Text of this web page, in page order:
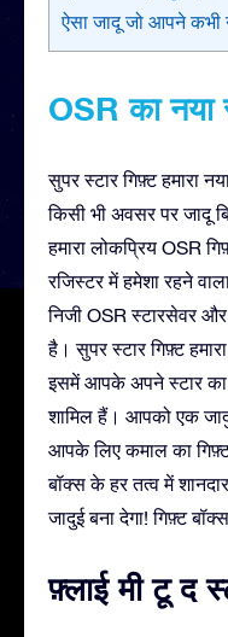
ऐसा जादू जो आपने कभी
OSR का नया
सुपर स्टार गिफ़्ट हमारा
किसी भी अवसर पर जादू
हमारा लोकप्रिय OSR
रजिस्टर में हमेशा रहने
निजी OSR स्टारसेवर
है। सुपर स्टार गिफ़्ट
इसमें आपके अपने स्टार
शामिल हैं। आपको एक
आपके लिए कमाल का
बॉक्स के हर तत्व में
जादुई बना देगा! गिफ़्ट
फ़्लाई मी टू द